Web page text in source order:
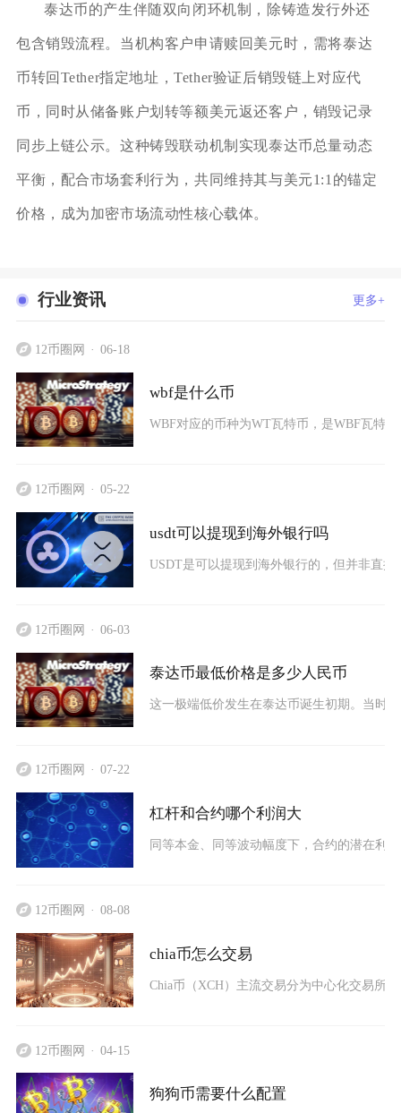
泰达币的产生伴随双向闭环机制，除铸造发行外还
包含销毁流程。当机构客户申请赎回美元时，需将泰达
币转回Tether指定地址，Tether验证后销毁链上对应代
币，同时从储备账户划转等额美元返还客户，销毁记录
同步上链公示。这种铸毁联动机制实现泰达币总量动态
平衡，配合市场套利行为，共同维持其与美元1:1的锚定
价格，成为加密市场流动性核心载体。
行业资讯 更多+
12币圈网 06-18
wbf是什么币
WBF对应的币种为WT瓦特币，是WBF瓦特
12币圈网 05-22
usdt可以提现到海外银行吗
USDT是可以提现到海外银行的，但并非直
12币圈网 06-03
泰达币最低价格是多少人民币
这一极端低价发生在泰达币诞生初期。当时
12币圈网 07-22
杠杆和合约哪个利润大
同等本金、同等波动幅度下，合约的潜在利
12币圈网 08-08
chia币怎么交易
Chia币（XCH）主流交易分为中心化交易所
12币圈网 04-15
狗狗币需要什么配置